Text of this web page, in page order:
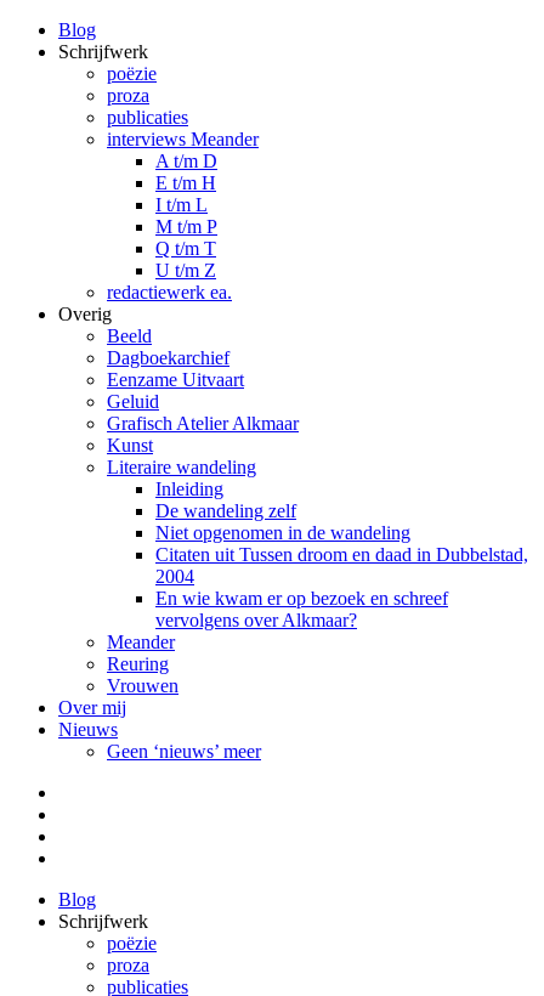
Blog
Schrijfwerk
poëzie
proza
publicaties
interviews Meander
A t/m D
E t/m H
I t/m L
M t/m P
Q t/m T
U t/m Z
redactiewerk ea.
Overig
Beeld
Dagboekarchief
Eenzame Uitvaart
Geluid
Grafisch Atelier Alkmaar
Kunst
Literaire wandeling
Inleiding
De wandeling zelf
Niet opgenomen in de wandeling
Citaten uit Tussen droom en daad in Dubbelstad,
2004
En wie kwam er op bezoek en schreef
vervolgens over Alkmaar?
Meander
Reuring
Vrouwen
Over mij
Nieuws
Geen ‘nieuws’ meer
Blog
Schrijfwerk
poëzie
proza
publicaties